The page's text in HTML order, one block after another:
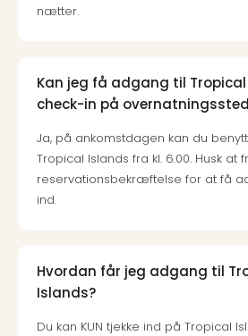
nætter.
Kan jeg få adgang til
check-in på
Ja, på ankomstdagen kan du
Tropical Islands fra kl. 6.00. Husk at
reservationsbekræftelse for at få
ind.
Hvordan får jeg adgang til
Islands?
Du kan KUN tjekke ind på Tropical